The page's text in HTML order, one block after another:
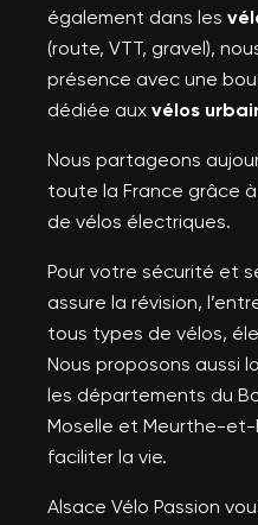
également dans les
(route, VTT, gravel),
présence avec une
dédiée aux vélos
Nous partageons
toute la France grâce
de vélos électriques.
Pour votre sécurité et
assure la révision,
tous types de vélos,
Nous proposons aussi
les départements du
Moselle et Meurthe-et-
faciliter la vie.
Alsace Vélo Passion